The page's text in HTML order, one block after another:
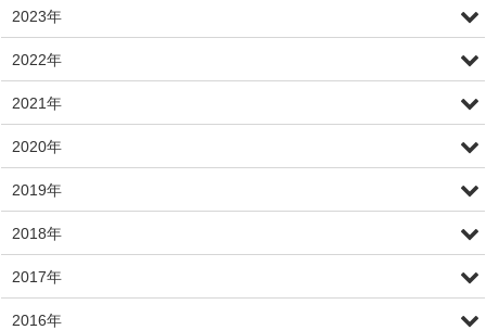
2023年
2022年
2021年
2020年
2019年
2018年
2017年
2016年